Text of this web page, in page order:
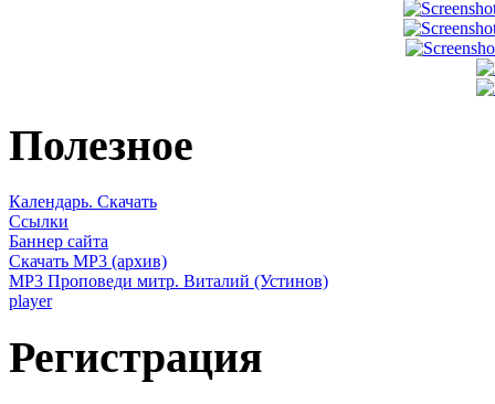
Полезное
Календарь. Скачать
Ссылки
Баннер сайта
Скачать MP3 (архив)
MP3 Проповеди митр. Виталий (Устинов)
player
Регистрация